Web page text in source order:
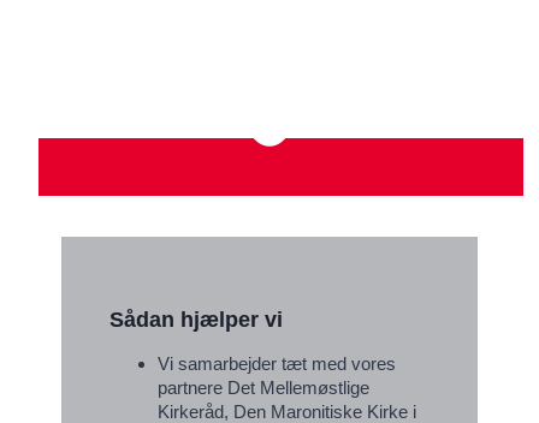
Sådan hjælper vi
Vi samarbejder tæt med vores
partnere Det Mellemøstlige
Kirkeråd, Den Maronitiske Kirke i